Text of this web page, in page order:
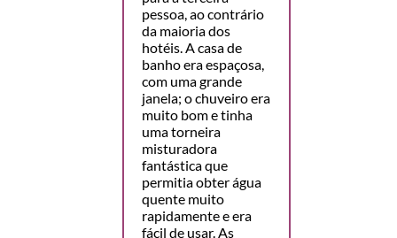
pessoa, ao contrário
da maioria dos
hotéis. A casa de
banho era espaçosa,
com uma grande
janela; o chuveiro era
muito bom e tinha
uma torneira
misturadora
fantástica que
permitia obter água
quente muito
rapidamente e era
fácil de usar. As